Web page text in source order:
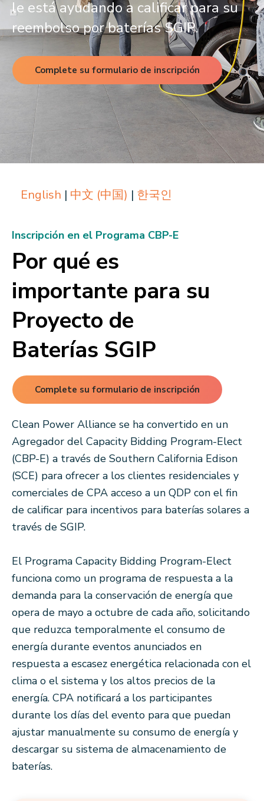
Customer Notices
Power Response
Help Paying Your Bill
Understanding Your Bill
Financial Assistance
Power Response Commercial Leaders
Become a Green Leader
Understanding Your Bill
Energy Team
Help Paying Your Bill
Debt Forgiveness [AMP]
Payment Plan
Income Qualifed Assistance
Medical Baseline
Grants & Scholarships
Scholarships
Community Benefits Grant
About CPA
Our Board
Our Team
Our Community Advisory Committee
FAQs
News & Events
Our Clean Energy Sources
Annual Impact Report
Public Documents
Finances and Budgets
Meetings & Agendas
Customer Service
Call Us
Email Us
Outage Information
Customer Notices
News and events
Meetings & Agendas
FAQs
Member Login
le está ayudando a calificar para su
reembolso por baterías SGIP.
Complete su formulario de inscripción
English | 中文 (中国) | 한국인
Inscripción en el Programa CBP-E
Por qué es
importante para su
Proyecto de
Baterías SGIP
Complete su formulario de inscripción
Clean Power Alliance se ha convertido en un
Agregador del Capacity Bidding Program-Elect
(CBP-E) a través de Southern California Edison
(SCE) para ofrecer a los clientes residenciales y
comerciales de CPA acceso a un QDP con el fin
de calificar para incentivos para baterías solares a
través de SGIP.
El Programa Capacity Bidding Program-Elect
funciona como un programa de respuesta a la
demanda para la conservación de energía que
opera de mayo a octubre de cada año, solicitando
que reduzca temporalmente el consumo de
energía durante eventos anunciados en
respuesta a escasez energética relacionada con el
clima o el sistema y los altos precios de la
energía. CPA notificará a los participantes
durante los días del evento para que puedan
ajustar manualmente su consumo de energía y
descargar su sistema de almacenamiento de
baterías.